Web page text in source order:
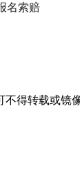
名索赔
得转载或镜